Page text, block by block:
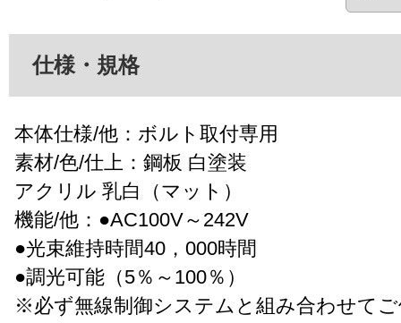
仕様・規格
本体仕様/他：ボルト取付専用
素材/色/仕上：鋼板 白塗装
アクリル 乳白（マット）
機能/他：●AC100V～242V
●光束維持時間40，000時間
●調光可能（5％～100％）
※必ず無線制御システムと組み合わせて